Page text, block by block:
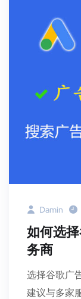
Damin
如何选
务商
选择谷歌广
建议与多家